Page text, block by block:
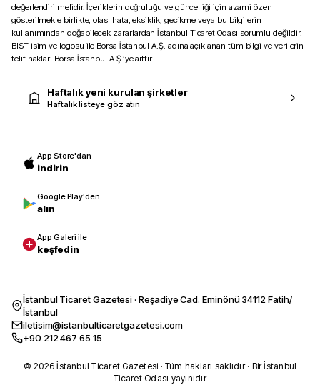
değerlendirilmelidir. İçeriklerin doğruluğu ve güncelliği için azami özen
gösterilmekle birlikte, olası hata, eksiklik, gecikme veya bu bilgilerin
kullanımından doğabilecek zararlardan İstanbul Ticaret Odası sorumlu değildir.
BIST isim ve logosu ile Borsa İstanbul A.Ş. adına açıklanan tüm bilgi ve verilerin
telif hakları Borsa İstanbul A.Ş.’ye aittir.
Haftalık yeni kurulan şirketler
Haftalık listeye göz atın
App Store'dan
indirin
Google Play'den
alın
App Galeri ile
keşfedin
İstanbul Ticaret Gazetesi · Reşadiye Cad. Eminönü 34112 Fatih/
İstanbul
iletisim@istanbulticaretgazetesi.com
+90 212 467 65 15
© 2026 İstanbul Ticaret Gazetesi · Tüm hakları saklıdır · Bir İstanbul
Ticaret Odası yayınıdır